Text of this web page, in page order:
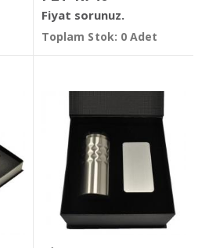
Fiyat sorunuz.
Toplam Stok: 0 Adet